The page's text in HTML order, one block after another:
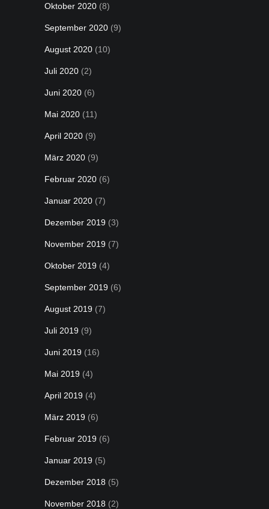
Oktober 2020 (8)
September 2020 (9)
August 2020 (10)
Juli 2020 (2)
Juni 2020 (6)
Mai 2020 (11)
April 2020 (9)
März 2020 (9)
Februar 2020 (6)
Januar 2020 (7)
Dezember 2019 (3)
November 2019 (7)
Oktober 2019 (4)
September 2019 (6)
August 2019 (7)
Juli 2019 (9)
Juni 2019 (16)
Mai 2019 (4)
April 2019 (4)
März 2019 (6)
Februar 2019 (6)
Januar 2019 (5)
Dezember 2018 (5)
November 2018 (2)